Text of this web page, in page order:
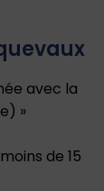
avec la
»
de 15